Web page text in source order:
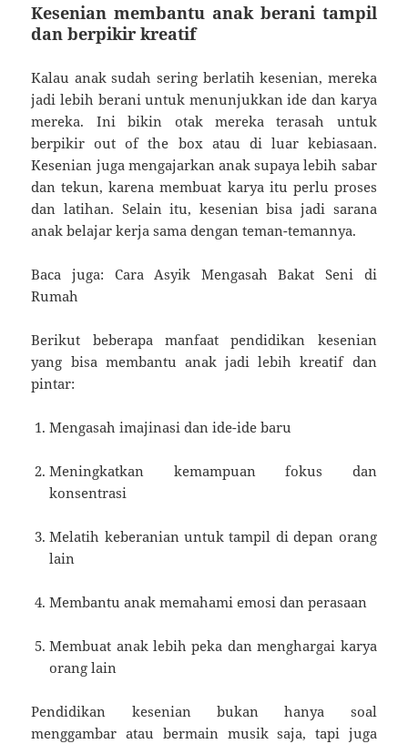
Kesenian membantu anak berani tampil
dan berpikir kreatif
Kalau anak sudah sering berlatih kesenian, mereka
jadi lebih berani untuk menunjukkan ide dan karya
mereka. Ini bikin otak mereka terasah untuk
berpikir out of the box atau di luar kebiasaan.
Kesenian juga mengajarkan anak supaya lebih sabar
dan tekun, karena membuat karya itu perlu proses
dan latihan. Selain itu, kesenian bisa jadi sarana
anak belajar kerja sama dengan teman-temannya.
Baca juga: Cara Asyik Mengasah Bakat Seni di
Rumah
Berikut beberapa manfaat pendidikan kesenian
yang bisa membantu anak jadi lebih kreatif dan
pintar:
Mengasah imajinasi dan ide-ide baru
Meningkatkan kemampuan fokus dan
konsentrasi
Melatih keberanian untuk tampil di depan orang
lain
Membantu anak memahami emosi dan perasaan
Membuat anak lebih peka dan menghargai karya
orang lain
Pendidikan kesenian bukan hanya soal
menggambar atau bermain musik saja, tapi juga